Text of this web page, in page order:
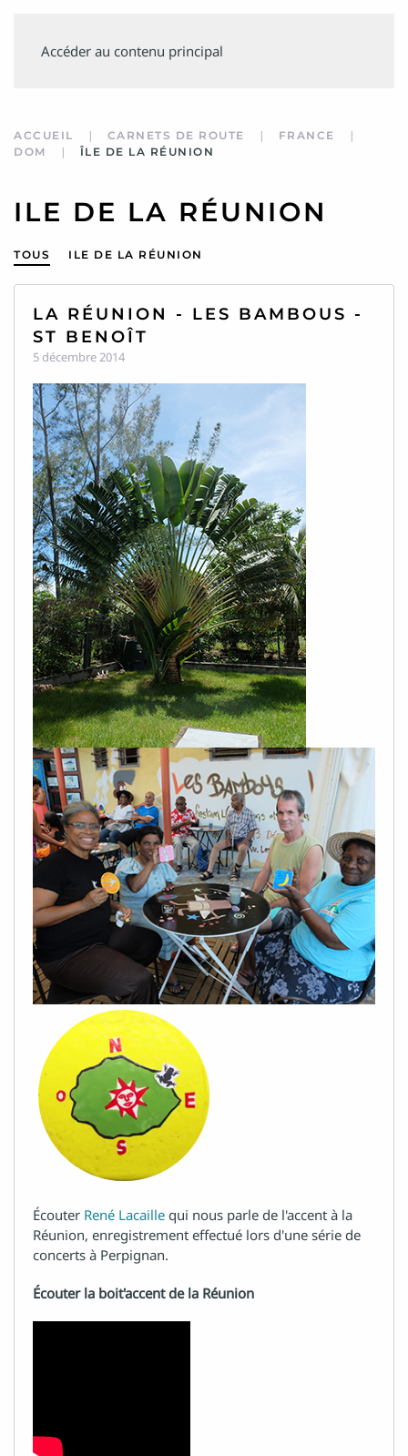
Accéder au contenu principal
MINVIELLE
ACCUEIL CARNETS DE ROUTE
FRANCE
DOM
ÎLE DE LA RÉUNION
ILE DE LA RÉUNION
TOUS ILE DE LA RÉUNION
LA RÉUNION - LES BAMBOUS -
ST BENOÎT
5 décembre 2014
Écouter René Lacaille qui nous parle de l'accent à la
Réunion, enregistrement effectué lors d'une série de
concerts à Perpignan.
Écouter la boit'accent de la Réunion